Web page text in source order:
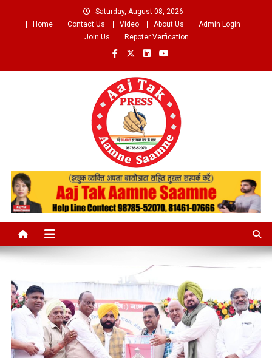
Saturday, August 08, 2026
Home
Contact Us Video About Us
Admin Login
Join Us
Repoter Verfication
Aaj Tak Aamne Saamne.com